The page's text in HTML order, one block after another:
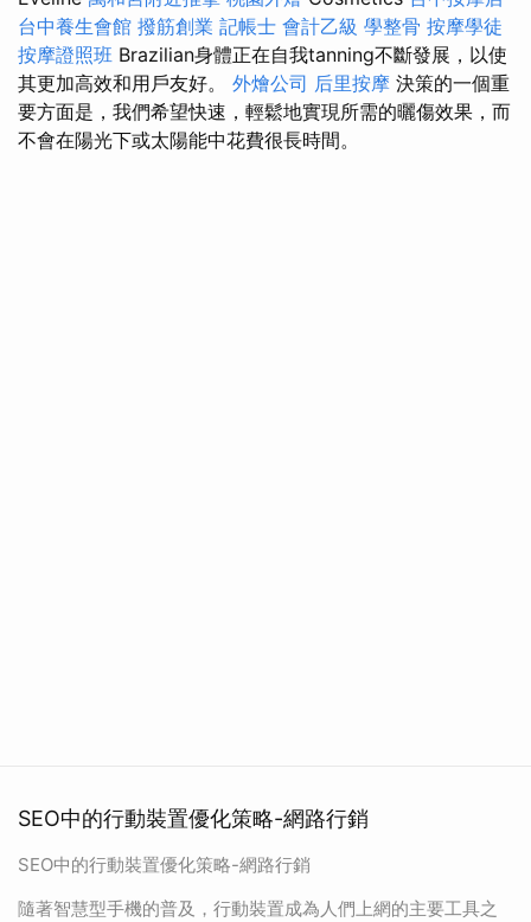
台中養生會館 撥筋創業 記帳士 會計乙級 學整骨 按摩學徒
按摩證照班 Brazilian身體正在自我tanning不斷發展，以使
其更加高效和用戶友好。 外燴公司 后里按摩 決策的一個重
要方面是，我們希望快速，輕鬆地實現所需的曬傷效果，而
不會在陽光下或太陽能中花費很長時間。
SEO中的行動裝置優化策略-網路行銷
SEO中的行動裝置優化策略-網路行銷
隨著智慧型手機的普及，行動裝置成為人們上網的主要工具之